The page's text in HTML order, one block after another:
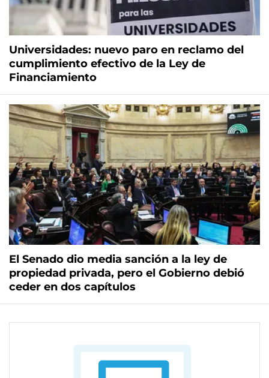
Universidades: nuevo paro en reclamo del
cumplimiento efectivo de la Ley de
Financiamiento
El Senado dio media sanción a la ley de
propiedad privada, pero el Gobierno debió
ceder en dos capítulos